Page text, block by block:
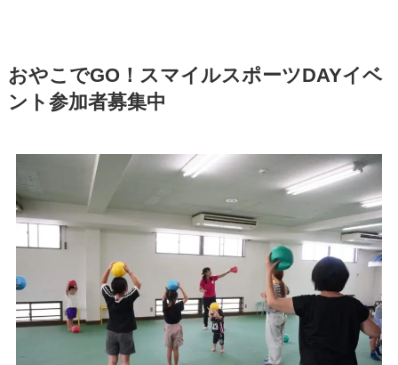
おやこでGO！スマイルスポーツDAYイベ
ント参加者募集中